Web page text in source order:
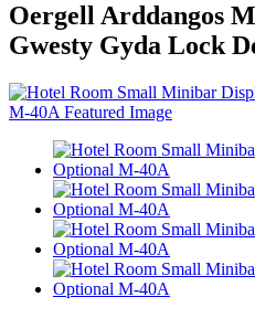
Oergell Arddangos
Gwesty Gyda Lock